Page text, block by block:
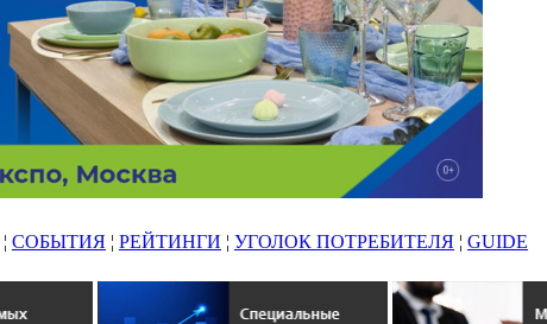
¦ СОБЫТИЯ ¦ РЕЙТИНГИ ¦ УГОЛОК ПОТРЕБИТЕЛЯ ¦ GUIDE